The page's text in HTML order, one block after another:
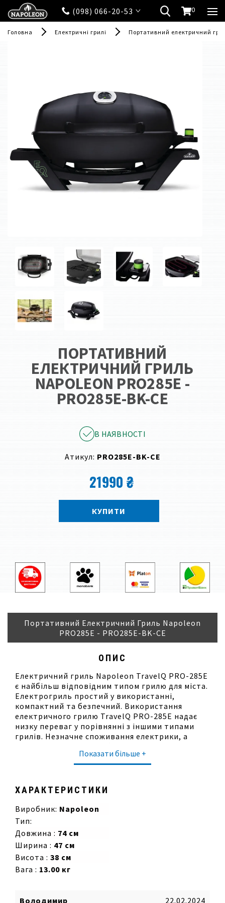
(098) 066-20-53 0
Головна Електричні грилі Портативний електричний
ПОРТАТИВНИЙ
ЕЛЕКТРИЧНИЙ ГРИЛЬ
NAPOLEON PRO285Е -
PRO285E-BK-CE
В НАЯВНОСТІ
Атикул: PRO285E-BK-CE
21990 ₴
КУПИТИ
Портативний Електричний Гриль Napoleon
PRO285Е - PRO285E-BK-CE
ОПИС
Електричний гриль Napoleon TravelQ PRO-285E
є найбільш відповідним типом грилю для міста.
Електрогриль простий у використанні,
компактний та безпечний. Використання
електричного грилю TravelQ PRO-285E надає
низку переваг у порівнянні з іншими типами
грилів. Незначне споживання електрики, а
використовувати вугілля та газ дозволяє
зменшити Ваші витрати. Відсутність диму
так і у закритому приміщенні. Завдяки своїй
чиститься. Електричний портативний гриль
TravelQ PRO-285E доводить, що часи, коли
електричні грилі вважалися неефективними,
закінчилися. Достатня потужність гриля в 2200
Вт, кришка з тепловідбивачем і додатковий
емальований піддон в корпусі дозволяють
досягати на поверхні смаження температуру
Форма і висота кришки дозволяють смажити
Показати більше +
ХАРАКТЕРИСТИКИ
Виробник: Napoleon
Тип:
Довжина : 74 см
Ширина : 47 см
Висота : 38 см
Вага : 13.00 кг
Володимир
22.02.2024